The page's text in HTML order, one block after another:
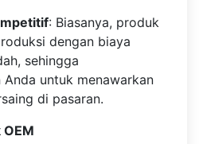
: Biasanya, produk
dengan biaya
sehingga
Anda untuk menawarkan
di pasaran.